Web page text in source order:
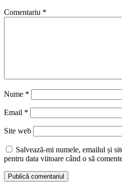
Comentariu *
Nume *
Email *
Site web
Salvează-mi numele, emailul și
pentru data viitoare când o să